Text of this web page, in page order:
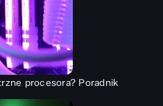
procesora? Poradnik